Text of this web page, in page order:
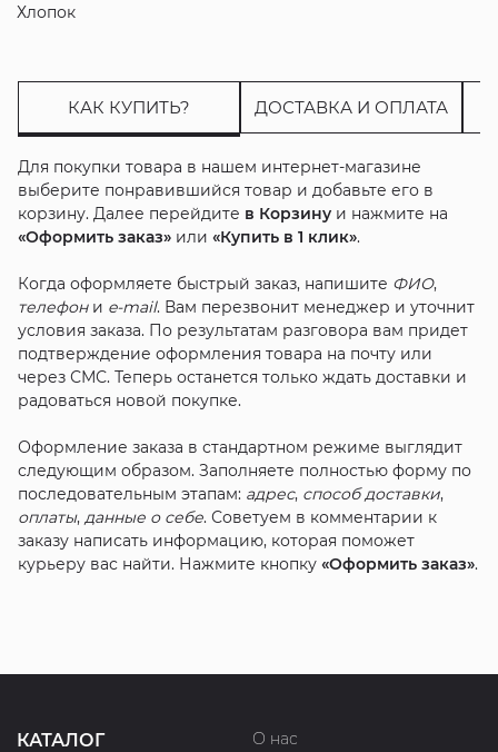
Хлопок
КАК КУПИТЬ? ДОСТАВКА И ОПЛАТА
Для покупки товара в нашем интернет-магазине
выберите понравившийся товар и добавьте его в
корзину. Далее перейдите в Корзинуи нажмите на
«Оформить заказ»или «Купить в 1 клик».
Когда оформляете быстрый заказ, напишите ФИО,
телефони e-mail. Вам перезвонит менеджер и уточнит
условия заказа. По результатам разговора вам придет
подтверждение оформления товара на почту или
через СМС. Теперь останется только ждать доставки и
радоваться новой покупке.
Оформление заказа в стандартном режиме выглядит
следующим образом. Заполняете полностью форму по
последовательным этапам: адрес, способ доставки,
оплаты, данные о себе. Советуем в комментарии к
заказу написать информацию, которая поможет
курьеру вас найти. Нажмите кнопку «Оформить заказ».
КАТАЛОГ
О нас